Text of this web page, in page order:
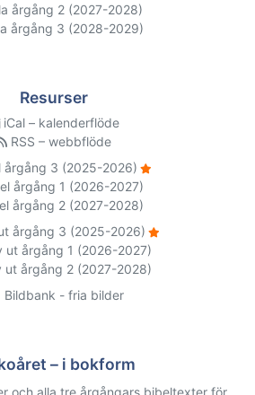
årgång 2 (2027-2028)
årgång 3 (2028-2029)
Resurser
iCal – kalenderflöde
RSS – webbflöde
årgång 3 (2025-2026)
årgång 1 (2026-2027)
årgång 2 (2027-2028)
årgång 3 (2025-2026)
ut årgång 1 (2026-2027)
årgång 2 (2027-2028)
Bildbank - fria bilder
– i bokform